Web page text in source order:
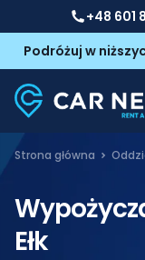
+48 601
Podróżuj w
Strona główna
Ełk